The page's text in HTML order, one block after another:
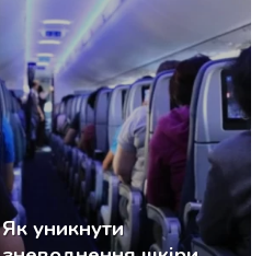
Як уникнути